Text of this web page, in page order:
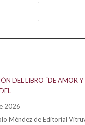
DEL LIBRO “DE AMOR
2026
Méndez de Editorial